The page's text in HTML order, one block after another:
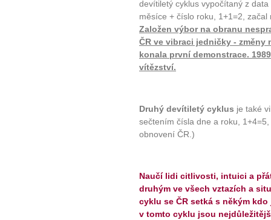
devítiletý cyklus vypočítaný z
měsíce + číslo roku, 1+1=2,
Založen výbor na obranu
ČR ve vibraci jedničky - změny
konala první demonstrace.
vítězství.
Druhý devítiletý cyklus je také
sečtením čísla dne a roku,
obnovení ČR.)
Naučí lidi citlivosti, intuici a
druhým ve všech vztazích a
cyklu se ČR setká s někým
v tomto cyklu jsou